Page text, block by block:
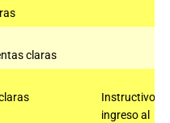
claras
Instructivo
ingreso al